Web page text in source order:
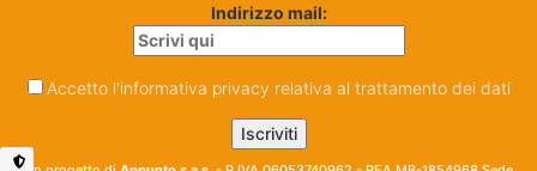
Indirizzo mail:
Accetto l'informativa privacy relativa al trattamento dei dati